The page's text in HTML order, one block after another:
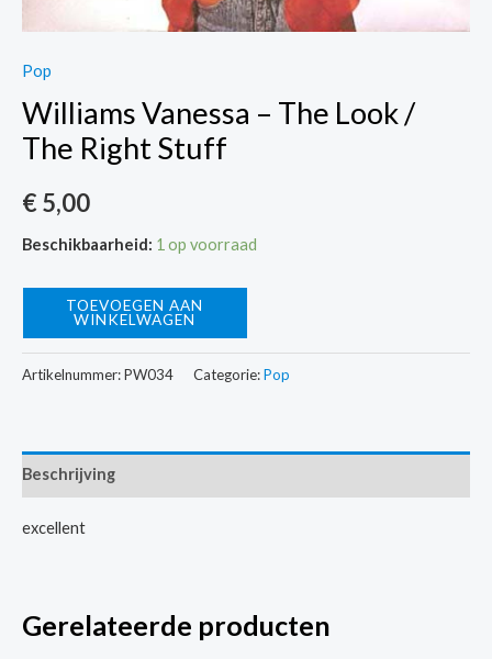
Pop
Williams Vanessa – The Look /
The Right Stuff
€5,00
Beschikbaarheid: 1 op voorraad
Williams
Vanessa
/
The
Stuff
TOEVOEGEN AAN
WINKELWAGEN
Artikelnummer:PW034 Categorie:Pop
Beschrijving
excellent
Gerelateerde producten